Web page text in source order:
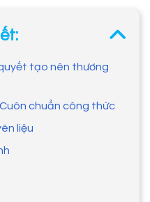
tạo nên thương
chuẩn công thức
liệu